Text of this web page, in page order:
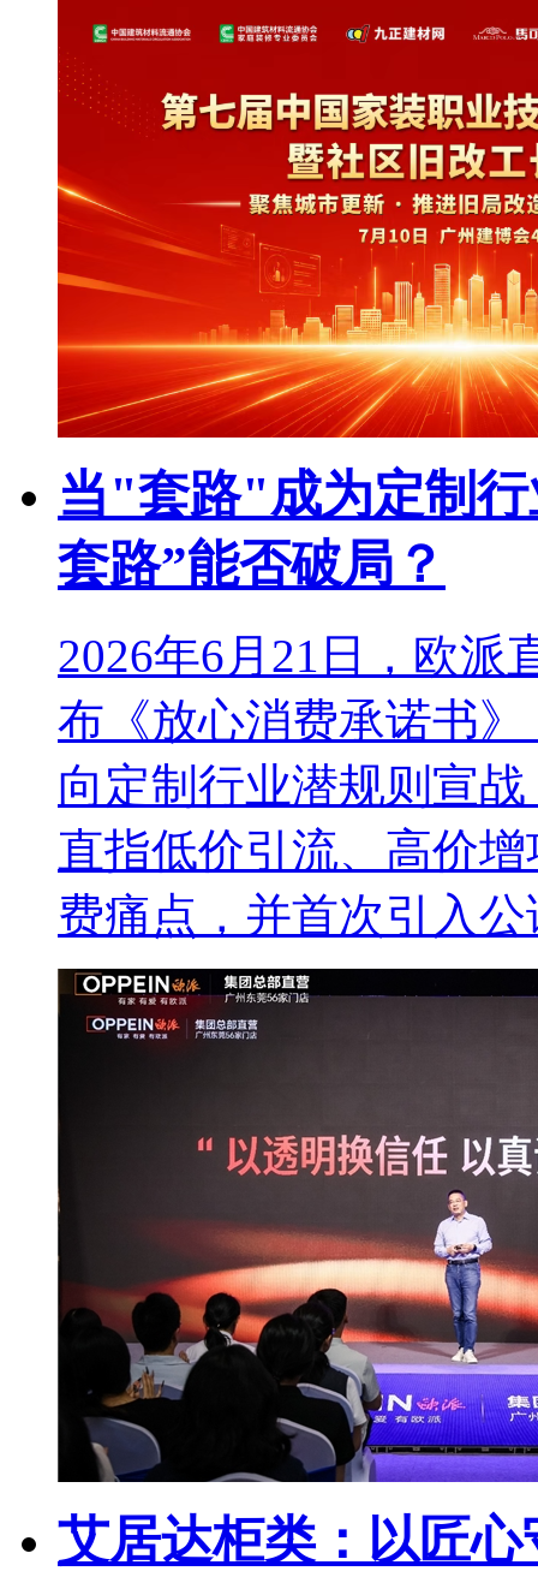
当"套路"成为定制
套路”能否破局？
2026年6月21日，欧派
布《放心消费承诺书
向定制行业潜规则宣
直指低价引流、高价
费痛点，并首次引入
艾居达柜类：以匠